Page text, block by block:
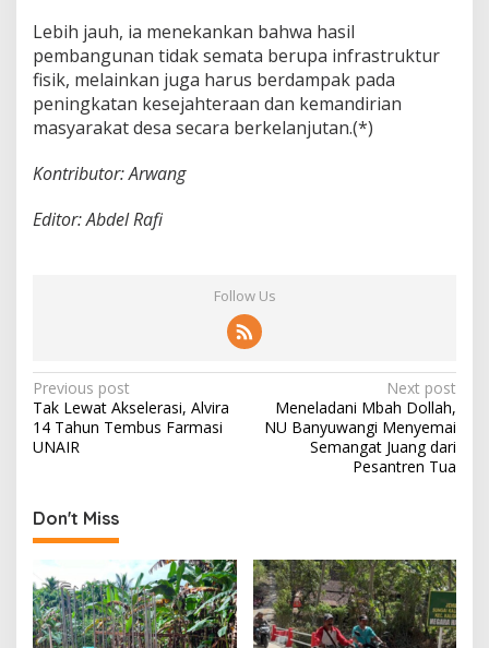
Lebih jauh, ia menekankan bahwa hasil
pembangunan tidak semata berupa infrastruktur
fisik, melainkan juga harus berdampak pada
peningkatan kesejahteraan dan kemandirian
masyarakat desa secara berkelanjutan.(*)
Kontributor: Arwang
Editor: Abdel Rafi
Follow Us
P
o
s
n
a
v
i
g
Previous post
Tak Lewat Akselerasi, Alvira
14 Tahun Tembus Farmasi
UNAIR
Next post
Meneladani Mbah Dollah,
NU Banyuwangi Menyemai
Semangat Juang dari
Pesantren Tua
Don't Miss